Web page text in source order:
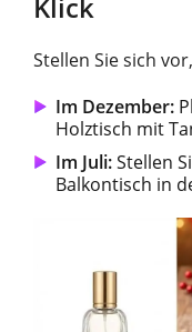
Stellen Sie sich
Im Dezember:
Holztisch mit
Im Juli:Stellen
Balkontisch in